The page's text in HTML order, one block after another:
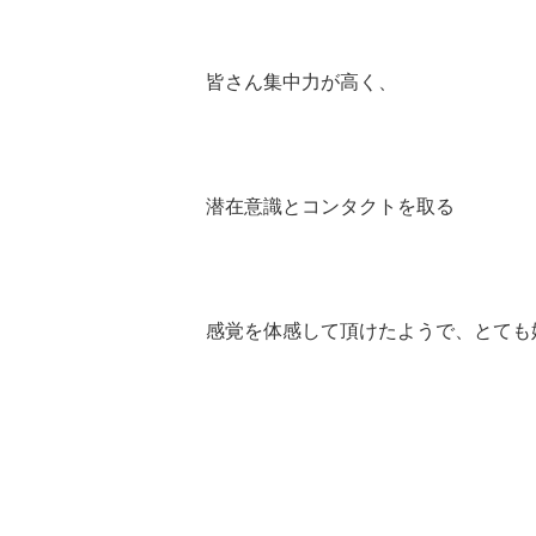
皆さん集中力が高く、
潜在意識とコンタクトを取る
感覚を体感して頂けたようで、とても